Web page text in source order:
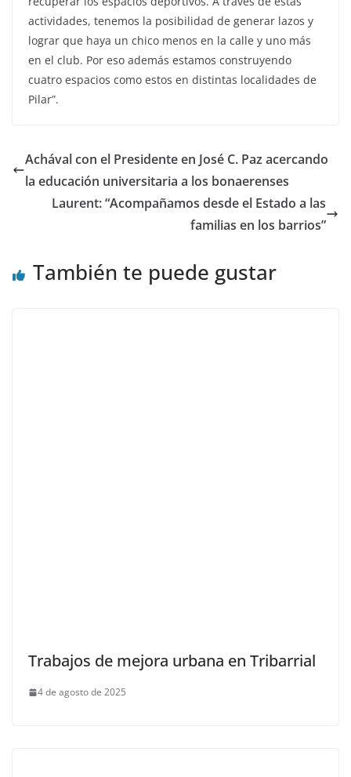
actividades, tenemos la posibilidad de generar lazos y
lograr que haya un chico menos en la calle y uno más
en el club. Por eso además estamos construyendo
cuatro espacios como estos en distintas localidades de
Pilar”.
Achával con el Presidente en José C. Paz acercando
la educación universitaria a los bonaerenses
Laurent: “Acompañamos desde el Estado a las
familias en los barrios”
También te puede gustar
Trabajos de mejora urbana en Tribarrial
4 de agosto de 2025